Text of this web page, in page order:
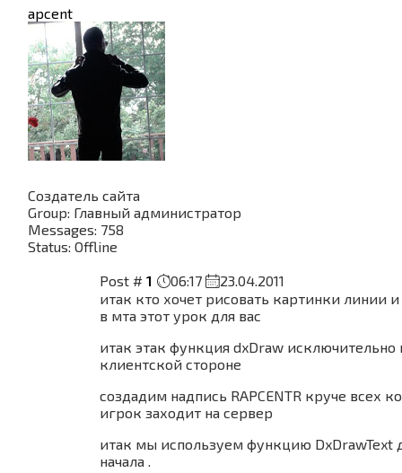
apcent
Создатель сайта
Group: Главный администратор
Messages: 758
Status: Offline
Post # 1 06:17
23.04.2011
итак кто хочет рисовать картинки линии и
в мта этот урок для вас
итак этак функция dxDraw исключительно
клиентской стороне
создадим надпись RAPCENTR круче всех
игрок заходит на сервер
итак мы используем функцию DxDrawText
начала .